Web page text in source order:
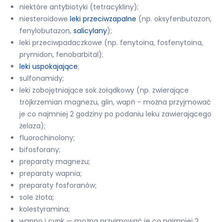
niektóre antybiotyki (tetracykliny);
niesteroidowe leki przeciwzapalne (np. oksyfenbutazon,
fenylobutazon, salicylany);
leki przeciwpadaczkowe (np. fenytoina, fosfenytoina,
prymidon, fenobarbital);
leki uspokajające;
sulfonamidy;
leki zobojętniające sok żołądkowy (np. zwierające
trójkrzemian magnezu, glin, wapń - można przyjmować
je co najmniej 2 godziny po podaniu leku zawierającego
żelaza);
fluorochinolony;
bifosforany;
preparaty magnezu;
preparaty wapnia;
preparaty fosforanów;
sole złota;
kolestyramina;